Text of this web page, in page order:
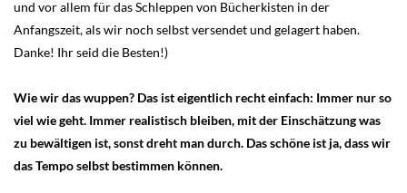
und vor allem für das Schleppen von Bücherkisten in der
Anfangszeit, als wir noch selbst versendet und gelagert haben.
Danke! Ihr seid die Besten!)
Wie wir das wuppen? Das ist eigentlich recht einfach: Immer nur so
viel wie geht. Immer realistisch bleiben, mit der Einschätzung was
zu bewältigen ist, sonst dreht man durch. Das schöne ist ja, dass wir
das Tempo selbst bestimmen können.